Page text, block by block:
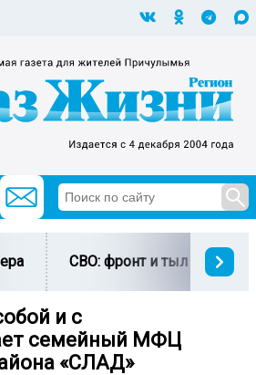
СВО: фронт и тыл
и с
семейный МФЦ
«СЛАД»